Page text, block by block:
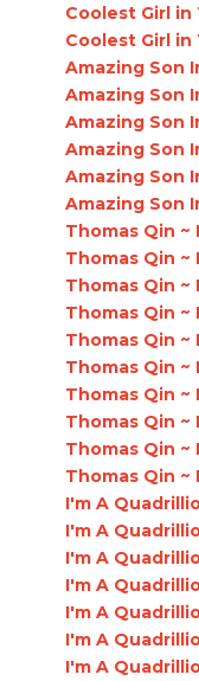
Coolest Girl in
Coolest Girl in
Amazing Son
Amazing Son
Amazing Son
Amazing Son
Amazing Son
Amazing Son
Thomas Qin ~
Thomas Qin ~
Thomas Qin ~
Thomas Qin ~
Thomas Qin ~
Thomas Qin ~
Thomas Qin ~
Thomas Qin ~
Thomas Qin ~
Thomas Qin ~
I'm A
I'm A
I'm A
I'm A
I'm A
I'm A
I'm A